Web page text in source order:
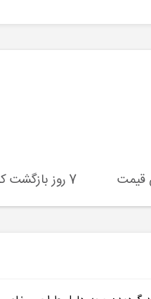
قیمت 7 روز بازگشت کالا